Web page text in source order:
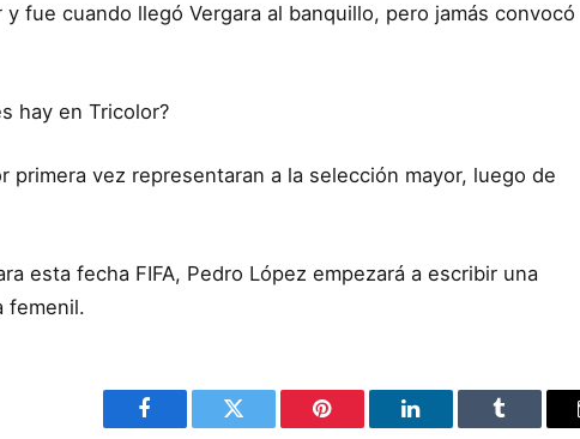
fue cuando llegó Vergara al banquillo, pero jamás convocó
hay en Tricolor?
primera vez representaran a la selección mayor, luego de
esta fecha FIFA, Pedro López empezará a escribir una
femenil.
Facebook Twitter Pinterest LinkedIn Tumblr